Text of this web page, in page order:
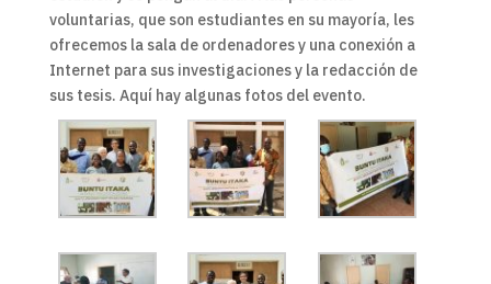
voluntarias, que son estudiantes en su mayoría, les
ofrecemos la sala de ordenadores y una conexión a
Internet para sus investigaciones y la redacción de
sus tesis. Aquí hay algunas fotos del evento.